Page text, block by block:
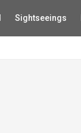
Sightseeings